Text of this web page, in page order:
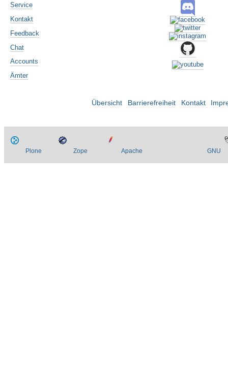
Service
Kontakt
Feedback
Chat
Accounts
Ämter
Übersicht Barrierefreiheit Kontakt
Plone Zope Apache GNU